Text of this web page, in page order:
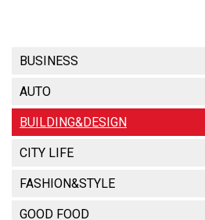
BUSINESS
AUTO
BUILDING&DESIGN
CITY LIFE
FASHION&STYLE
GOOD FOOD